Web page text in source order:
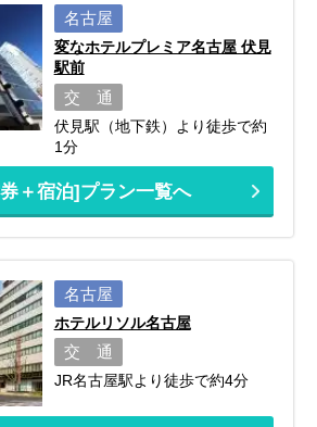
名古屋
変なホテルプレミア名古屋 伏見
駅前
交 通
伏見駅（地下鉄）より徒歩で約
1分
＋宿泊]プラン一覧へ
名古屋
ホテルリソル名古屋
交 通
JR名古屋駅より徒歩で約4分